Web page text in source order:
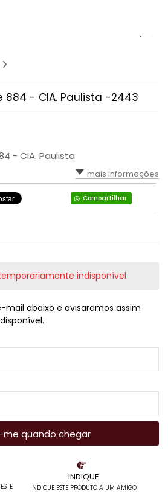
884 - CIA. Paulista -2443
- CIA. Paulista
mais informações
Compartilhar
INDIQUE
INDIQUE ESTE PRODUTO A UM AMIGO
indisponível
abaixo e avisaremos assim
me quando chegar